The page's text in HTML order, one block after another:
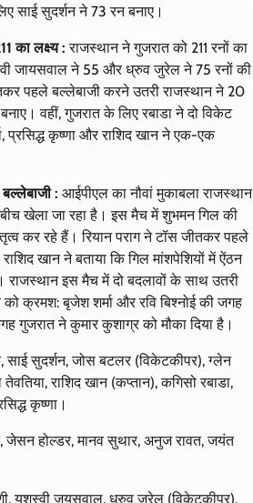
साई सुदर्शन ने 73 रन बनाए।
का लक्ष्य :राजस्थान ने गुजरात को 211 रनों का
जायसवाल ने 55 और ध्रुव जुरेल ने 75 रनों की
पहले बल्लेबाजी करने उतरी राजस्थान ने 20
वहीं, गुजरात के लिए रबाडा ने दो विकेट
प्रसिद्ध कृष्णा और राशिद खान ने एक-एक
: आईपीएल का नौवां मुकाबला राजस्थान
खेला जा रहा है। इस मैच में शुभमन गिल की
कर रहे हैं। रियान पराग ने टॉस जीतकर पहले
खान ने बताया कि गिल मांशपेशियों में ऐंठन
इस मैच में दो बदलावों के साथ उतरी
क्रमश: बृजेश शर्मा और रवि बिश्नोई की जगह
गुजरात ने कुमार कुशाग्र को मौका दिया है।
साई सुदर्शन, जोस बटलर (विकेटकीपर), ग्लेन
राशिद खान (कप्तान), कगिसो रबाडा,
कृष्णा।
होल्डर, मानव सुथार, अनुज रावत, जयंत
यशस्वी जयसवाल, ध्रुव जुरेल (विकेटकीपर),